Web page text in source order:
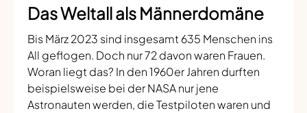
Das Weltall als Männerdomäne
Bis März 2023 sind insgesamt 635 Menschen ins
All geflogen. Doch nur 72 davon waren Frauen.
Woran liegt das? In den 1960er Jahren durften
beispielsweise bei der NASA nur jene
Astronauten werden, die Testpiloten waren und